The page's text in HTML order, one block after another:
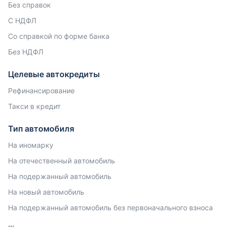
Без справок
С НДФЛ
Со справкой по форме банка
Без НДФЛ
Целевые автокредиты
Рефинансирование
Такси в кредит
Тип автомобиля
На иномарку
На отечественный автомобиль
На подержанный автомобиль
На новый автомобиль
На подержанный автомобиль без первоначального взноса